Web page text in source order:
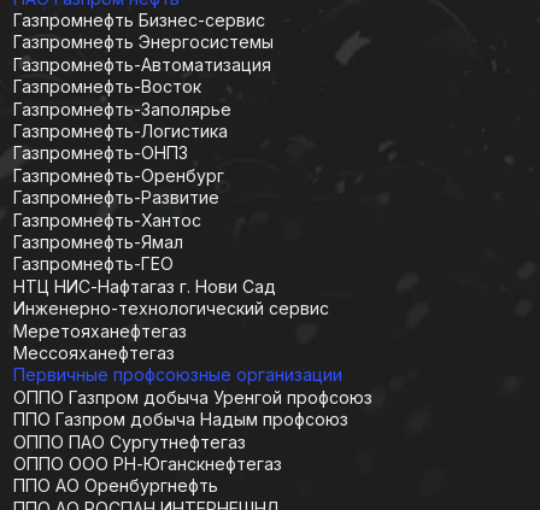
Наши результаты в кейсах
Мы ценим доверие клиентов
и соблюдаем
конфиденциальность. Поэтому
здесь мы показываем только
ключевые решения
и результаты — без упоминания
конкретных компаний